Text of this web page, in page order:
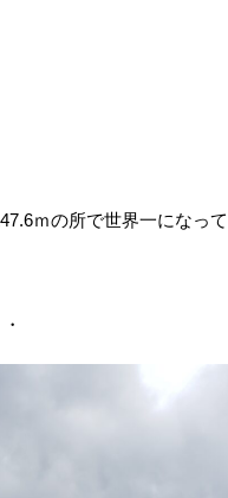
ｍの所で世界一になっ